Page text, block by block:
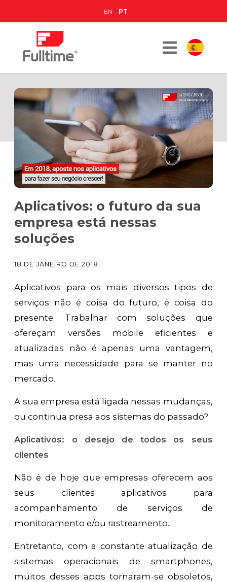
EN PT
Aplicativos: o futuro da sua
empresa está nessas
soluções
18 DE JANEIRO DE 2018
Aplicativos para os mais diversos tipos de
serviços não é coisa do futuro, é coisa do
presente. Trabalhar com soluções que
ofereçam versões mobile eficientes e
atualizadas não é apenas uma vantagem,
mas uma necessidade para se manter no
mercado.
A sua empresa está ligada nessas mudanças,
ou continua presa aos sistemas do passado?
Aplicativos: o desejo de todos os seus
clientes
Não é de hoje que empresas oferecem aos
seus clientes aplicativos para
acompanhamento de serviços de
monitoramento e/ou rastreamento.
Entretanto, com a constante atualização de
sistemas operacionais de smartphones,
muitos desses apps tornaram-se obsoletos,